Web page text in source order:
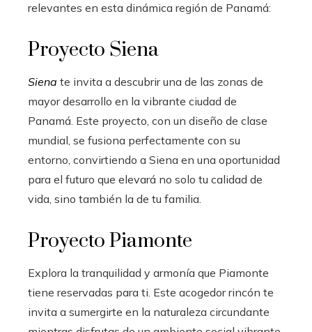
relevantes en esta dinámica región de Panamá:
Proyecto Siena
Siena te invita a descubrir una de las zonas de
mayor desarrollo en la vibrante ciudad de
Panamá. Este proyecto, con un diseño de clase
mundial, se fusiona perfectamente con su
entorno, convirtiendo a Siena en una oportunidad
para el futuro que elevará no solo tu calidad de
vida, sino también la de tu familia.
Proyecto Piamonte
Explora la tranquilidad y armonía que Piamonte
tiene reservadas para ti. Este acogedor rincón te
invita a sumergirte en la naturaleza circundante